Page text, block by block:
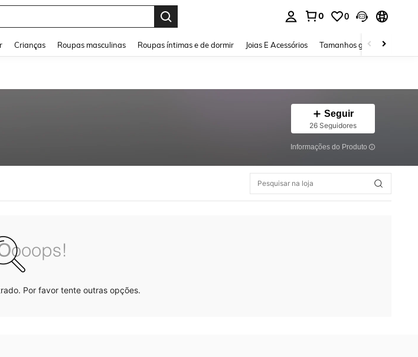
0 0
Crianças Roupas masculinas Roupas íntimas e de dormir Joias E Acessórios Tamanhos grandes
Seguir
26 Seguidores
Informações do Produto
Por favor tente outras opções.